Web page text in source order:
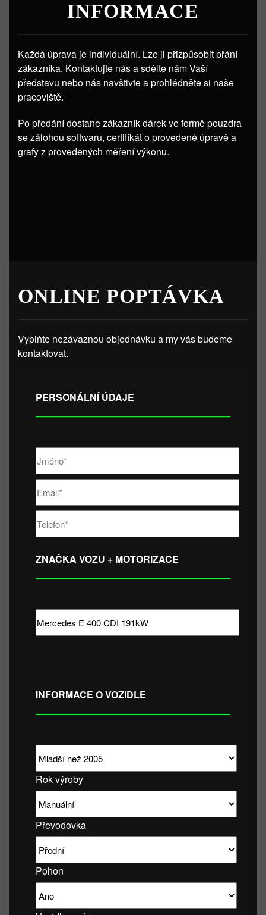
INFORMACE
Každá úprava je individuální. Lze ji přizpůsobit přání
zákazníka. Kontaktujte nás a sdělte nám Vaší
představu nebo nás navštivte a prohlédněte si naše
pracoviště.
Po předání dostane zákazník dárek ve formě pouzdra
se zálohou softwaru, certifikát o provedené úpravě a
grafy z provedených měření výkonu.
ONLINE POPTÁVKA
Vyplňte nezávaznou objednávku a my vás budeme
kontaktovat.
PERSONÁLNÍ ÚDAJE
ZNAČKA VOZU + MOTORIZACE
INFORMACE O VOZIDLE
Rok výroby
Převodovka
Pohon